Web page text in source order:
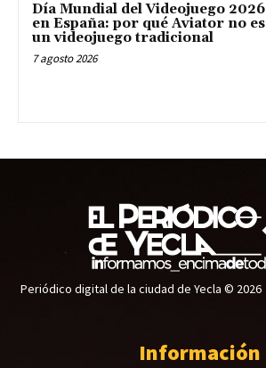
Día Mundial del Videojuego 2026
en España: por qué Aviator no es
un videojuego tradicional
7 agosto 2026
Periódico digital de la ciudad de Yecla © 2026
Información